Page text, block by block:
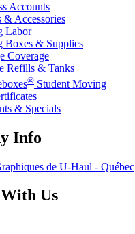
Accounts
& Accessories
Labor
Boxes & Supplies
Coverage
Refills & Tanks
® Student Moving
& Specials
Info
de U-Haul - Québec
Us